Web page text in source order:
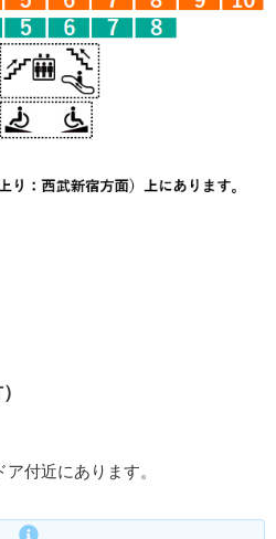
ア付近にあります。